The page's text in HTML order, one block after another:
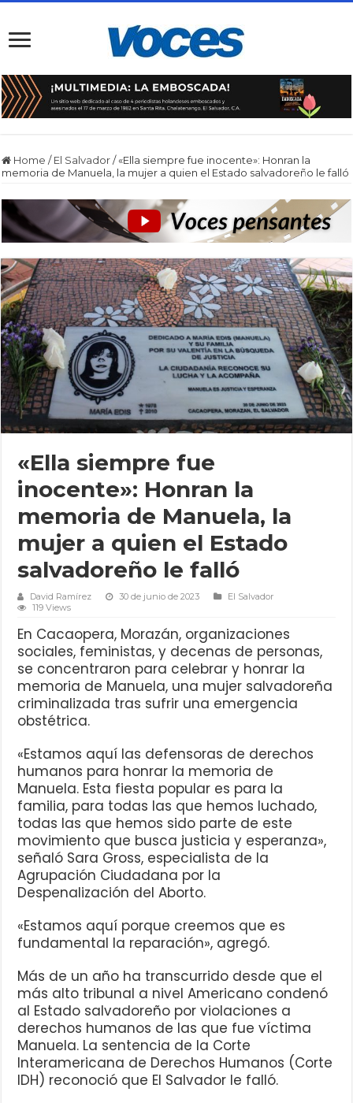
Home / El Salvador /«Ella siempre fue inocente»: Honran la
memoria de Manuela, la mujer a quien el Estado salvadoreño le falló
«Ella siempre fue
inocente»: Honran la
memoria de Manuela, la
mujer a quien el Estado
salvadoreño le falló
David Ramírez 30 de junio de 2023
El Salvador
119 Views
En Cacaopera, Morazán, organizaciones
sociales, feministas, y decenas de personas,
se concentraron para celebrar y honrar la
memoria de Manuela, una mujer salvadoreña
criminalizada tras sufrir una emergencia
obstétrica.
«Estamos aquí las defensoras de derechos
humanos para honrar la memoria de
Manuela. Esta fiesta popular es para la
familia, para todas las que hemos luchado,
todas las que hemos sido parte de este
movimiento que busca justicia y esperanza»,
señaló Sara Gross, especialista de la
Agrupación Ciudadana por la
Despenalización del Aborto.
«Estamos aquí porque creemos que es
fundamental la reparación», agregó.
Más de un año ha transcurrido desde que el
más alto tribunal a nivel Americano condenó
al Estado salvadoreño por violaciones a
derechos humanos de las que fue víctima
Manuela. La sentencia de la Corte
Interamericana de Derechos Humanos (Corte
IDH) reconoció que El Salvador le falló.